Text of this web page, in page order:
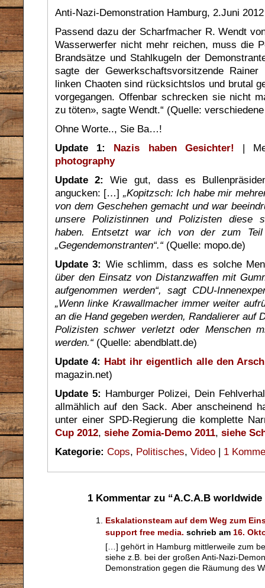
Anti-Nazi-Demonstration Hamburg, 2.Juni 2012
Passend dazu der Scharfmacher R. Wendt
Wasserwerfer nicht mehr reichen, muss die
Brandsätze und Stahlkugeln der
sagte der Gewerkschaftsvorsitzende
linken Chaoten sind rücksichtslos und brutal
vorgegangen. Offenbar schrecken sie nicht
zu töten», sagte Wendt.“ (Quelle:
Ohne Worte.., Sie Ba…!
Update 1:
Nazis haben Gesichter!
|
photography
Update 2:
Wie gut, dass es
angucken: […] „Kopitzsch: Ich habe mir
von dem Geschehen gemacht und war
unsere Polizistinnen und Polizisten diese
haben. Entsetzt war ich von der zum Teil
„Gegendemonstranten“.“(Quelle: mopo.de)
Update 3: Wie schlimm, dass es solche
über den Einsatz von Distanzwaffen mit
aufgenommen werden“, sagt CDU-
„Wenn linke Krawallmacher immer weiter
an die Hand gegeben werden, Randalierer auf
Polizisten schwer verletzt oder Menschen
werden.“(Quelle: abendblatt.de)
Update 4: Habt ihr eigentlich alle den
magazin.net)
Update 5: Hamburger Polizei, Dein
allmählich auf den Sack. Aber anscheinend
unter einer SPD-Regierung die komplette
Cup 2012, siehe Zomia-Demo 2011, siehe
Kategorie: Cops, Politisches, Video | 1
1 Kommentar zu “A.C.A.B
Eskalationsteam auf dem Weg zum
support free media. schrieb am 16.
[…] gehört in Hamburg mittlerweile zum
siehe z.B. bei der großen Anti-Nazi-
Demonstration gegen die Räumung des